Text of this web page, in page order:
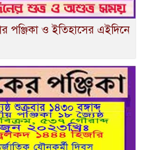
ও ইতিহাসের এইদিনে